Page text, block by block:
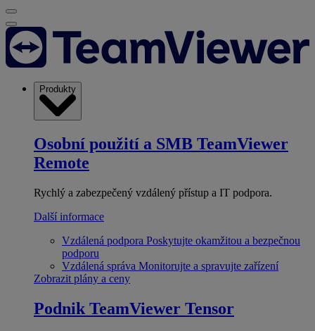
Produkty
Osobní použití a SMB TeamViewer
Remote
Rychlý a zabezpečený vzdálený přístup a IT podpora.
Další informace
Vzdálená podpora Poskytujte okamžitou a bezpečnou
podporu
Vzdálená správa Monitorujte a spravujte zařízení
Zobrazit plány a ceny
Podnik TeamViewer Tensor